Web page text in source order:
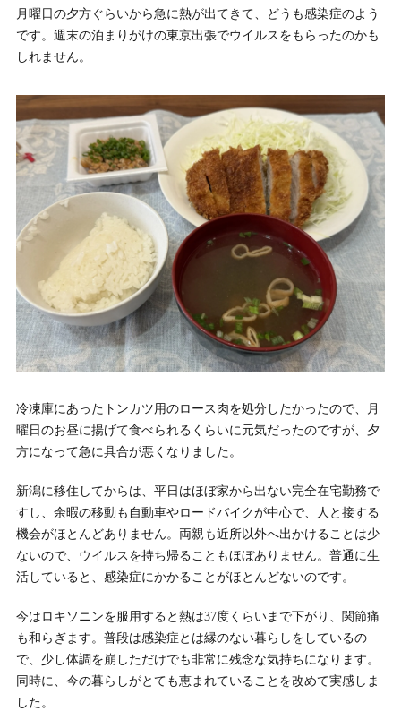
月曜日の夕方ぐらいから急に熱が出てきて、どうも感染症のよう
です。週末の泊まりがけの東京出張でウイルスをもらったのかも
しれません。
冷凍庫にあったトンカツ用のロース肉を処分したかったので、月
曜日のお昼に揚げて食べられるくらいに元気だったのですが、夕
方になって急に具合が悪くなりました。
新潟に移住してからは、平日はほぼ家から出ない完全在宅勤務で
すし、余暇の移動も自動車やロードバイクが中心で、人と接する
機会がほとんどありません。両親も近所以外へ出かけることは少
ないので、ウイルスを持ち帰ることもほぼありません。普通に生
活していると、感染症にかかることがほとんどないのです。
今はロキソニンを服用すると熱は37度くらいまで下がり、関節痛
も和らぎます。普段は感染症とは縁のない暮らしをしているの
で、少し体調を崩しただけでも非常に残念な気持ちになります。
同時に、今の暮らしがとても恵まれていることを改めて実感しま
した。